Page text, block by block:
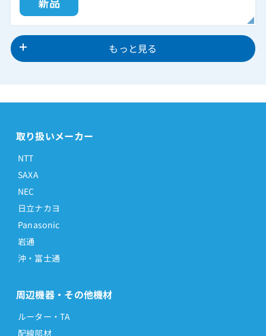
もっと見る
取り扱いメーカー
NTT
SAXA
NEC
日立ナカヨ
Panasonic
岩通
沖・富士通
周辺機器・その他機材
ルーター・TA
配線部材